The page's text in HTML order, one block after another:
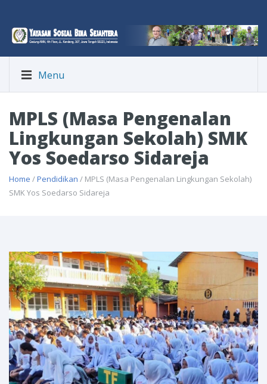
Menu
MPLS (Masa Pengenalan
Lingkungan Sekolah) SMK
Yos Soedarso Sidareja
Home /Pendidikan / MPLS (Masa Pengenalan Lingkungan Sekolah)
SMK Yos Soedarso Sidareja